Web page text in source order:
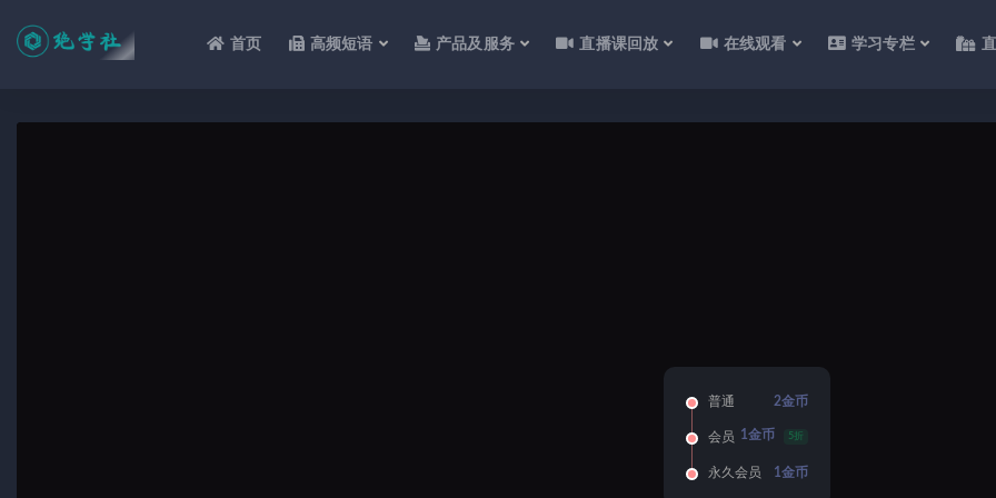
首页 高频短语 产品及服务 直播课回放 在线观看 学习专栏
普通 2金币
会员 1金币 5折
永久会员 1金币